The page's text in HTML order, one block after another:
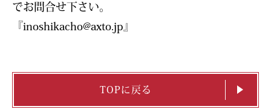
でお問合せ下さい。
『inoshikacho@axto.jp』
TOPに戻る